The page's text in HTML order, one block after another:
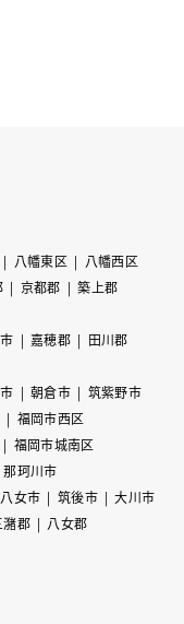
八幡東区
八幡西区
京都郡
築上郡
嘉穂郡
田川郡
朝倉市
筑紫野市
福岡市西区
福岡市城南区
那珂川市
八女市 筑後市
大川市
潴郡 八女郡